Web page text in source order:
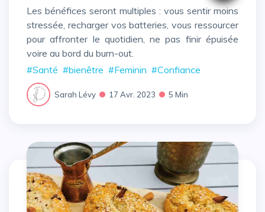
Les bénéfices seront multiples : vous sentir moins
stressée, recharger vos batteries, vous ressourcer
pour affronter le quotidien, ne pas finir épuisée
voire au bord du burn-out.
#Santé #bienêtre #Feminin #Confiance
Sarah Lévy 17 Avr. 2023 5 Min